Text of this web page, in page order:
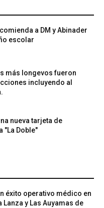
a DM y Abinader
escolar
más longevos fueron
incluyendo al
nueva tarjeta de
"La Doble"
éxito operativo médico en
Lanza y Las Auyamas de